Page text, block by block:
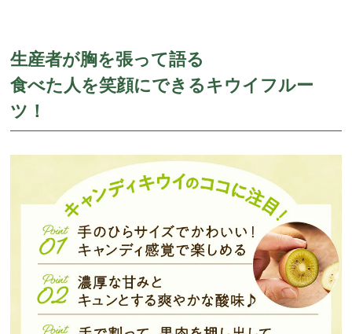
生産者が胸を張って語る
食べた人を笑顔にできるキウイフルー
ツ！